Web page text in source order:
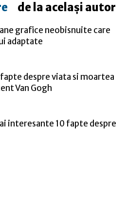
de la același autor
grafice neobisnuite care
adaptate
despre viata si moartea
Van Gogh
interesante 10 fapte despre